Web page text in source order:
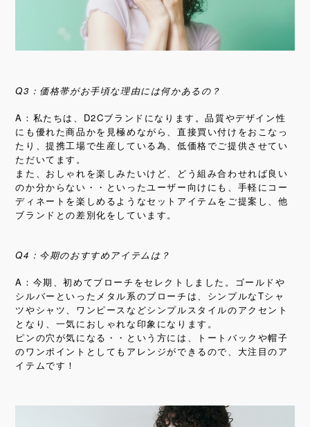
Q3：価格帯がお手頃な理由には何かあるの？
A：私たちは、D2Cブランドになります。品質やデザイン性
にも優れた商品かを見極めながら、直接買い付けをおこなっ
たり、提携工場で生産している為、低価格でご提供させてい
ただいてます。
また、おしゃれを楽しみたいけど、どう組み合わせれば良い
のか分からない・・といったユーザー向けにも、手軽にコー
ディネートを楽しめるようなセットアイテムをご提案し、
他
ブランドとの差別化をしています。
Q4：今期のおすすめアイテムは？
A：今期、初めてブローチをセレクトしました。ゴールドや
シルバーといったメタル系のブローチは、シンプルなTシャ
ツやシャツ、ワンピースなどシンプルスタイルのアクセント
となり、一気におしゃれな印象になります。
ピンの穴が気になる・・という方には、トートバックや帽子
のワンポイントとしてもアレンジができるので、大注目のア
イテムです！